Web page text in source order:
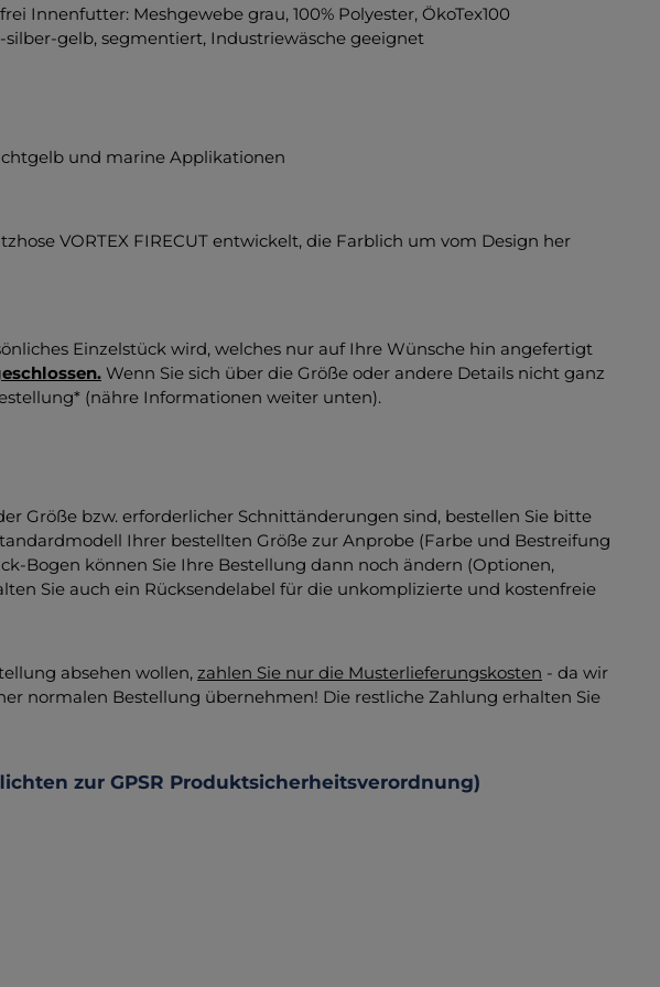
Innenfutter: Meshgewebe grau, 100% Polyester, ÖkoTex100
silber-gelb, segmentiert, Industriewäsche geeignet
und marine Applikationen
VORTEX FIRECUT entwickelt, die Farblich um vom Design her
Einzelstück wird, welches nur auf Ihre Wünsche hin angefertigt
Wenn Sie sich über die Größe oder andere Details nicht ganz
(nähre Informationen weiter unten).
Größe bzw. erforderlicher Schnittänderungen sind, bestellen Sie bitte
Ihrer bestellten Größe zur Anprobe (Farbe und Bestreifung
Bogen können Sie Ihre Bestellung dann noch ändern (Optionen,
Sie auch ein Rücksendelabel für die unkomplizierte und kostenfreie
absehen wollen, zahlen Sie nur die Musterlieferungskosten - da wir
normalen Bestellung übernehmen! Die restliche Zahlung erhalten Sie
zur GPSR Produktsicherheitsverordnung)